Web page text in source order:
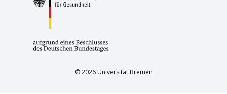
© 2026 Universität Bremen